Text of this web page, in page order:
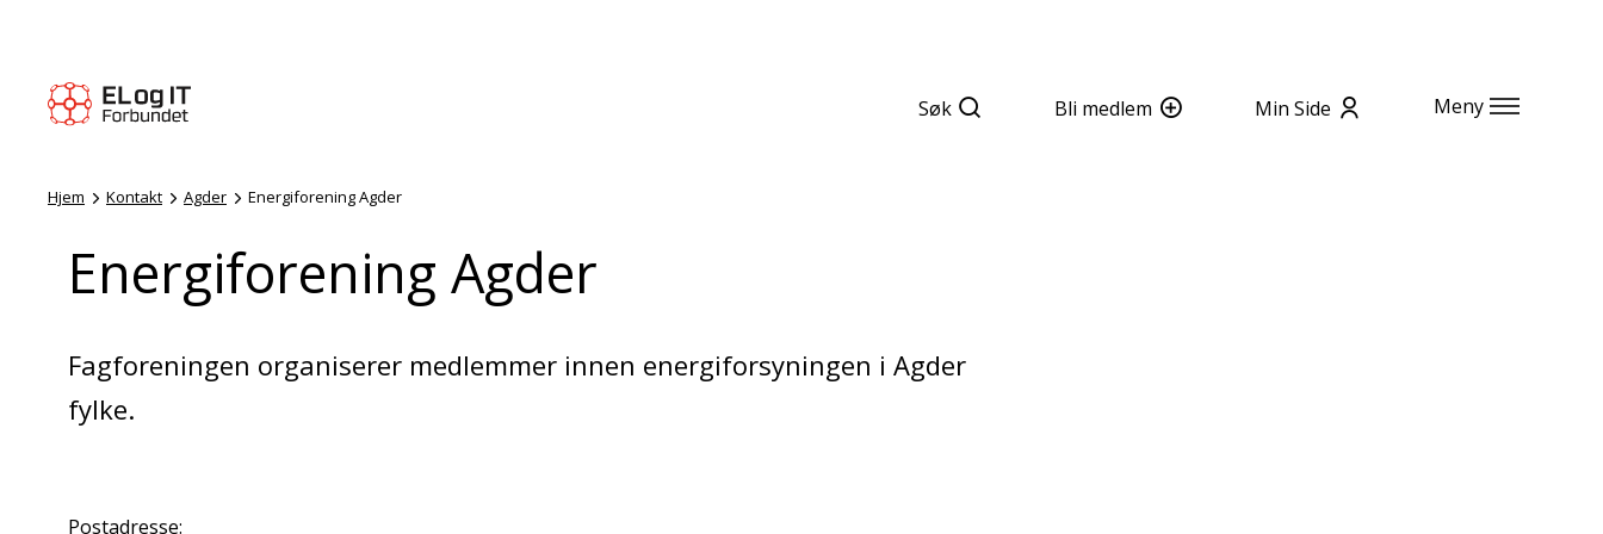
Søk Bli medlem Min Side Meny
Hjem Kontakt Agder Energiforening Agder
Energiforening Agder
Fagforeningen organiserer medlemmer innen energiforsyningen i Agder
fylke.
Postadresse: